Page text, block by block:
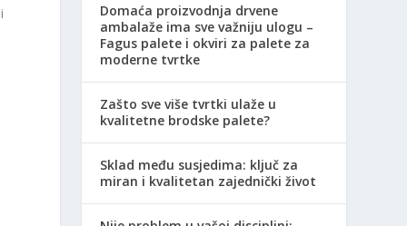
Domaća proizvodnja drvene
ambalaže ima sve važniju ulogu –
Fagus palete i okviri za palete za
moderne tvrtke
Zašto sve više tvrtki ulaže u
kvalitetne brodske palete?
Sklad među susjedima: ključ za
miran i kvalitetan zajednički život